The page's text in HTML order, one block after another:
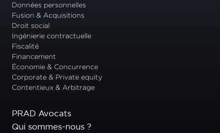
Données personnelles
Fusion & Acquisitions
Droit social
Ingénierie contractuelle
Fiscalité
Financement
Économie & Concurrence
Corporate & Private equity
Contentieux & Arbitrage
PRAD Avocats
Qui sommes-nous ?